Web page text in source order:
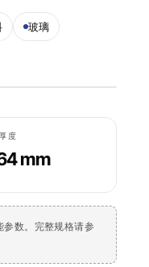
多 → 玻璃
度
mm
数。完整规格请参